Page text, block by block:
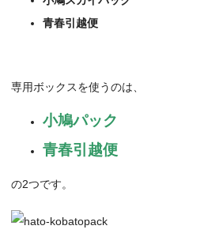
青春引越便
専用ボックスを使うのは、
小鳩パック
青春引越便
の2つです。